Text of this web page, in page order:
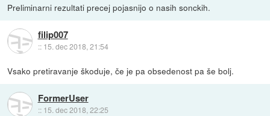
Preliminarni rezultati precej pojasnijo o nasih sonckih.
filip007
:: 15. dec 2018, 21:54
Vsako pretiravanje škoduje, če je pa obsedenost pa še bolj.
FormerUser
:: 15. dec 2018, 22:25